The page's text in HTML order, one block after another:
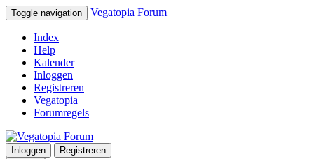
Toggle navigation Vegatopia Forum
Index
Help
Kalender
Inloggen
Registreren
Vegatopia
Forumregels
Inloggen
Registreren